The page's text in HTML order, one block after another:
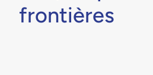
frontières